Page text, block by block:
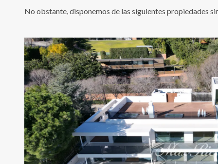
No obstante, disponemos de las siguientes propiedades